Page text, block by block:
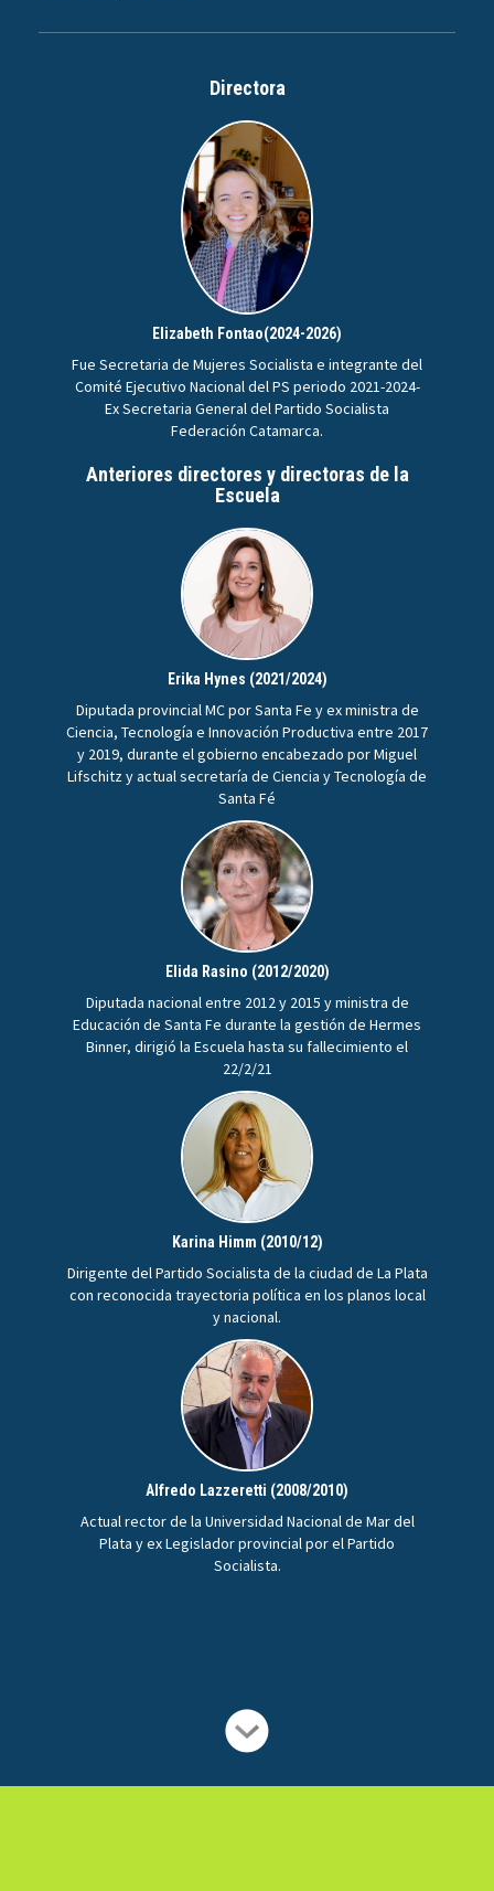
Directora
Elizabeth Fontao(2024-2026)
Fue Secretaria de Mujeres Socialista e integrante del
Comité Ejecutivo Nacional del PS periodo 2021-2024-
Ex Secretaria General del Partido Socialista
Federación Catamarca.
Anteriores directores y directoras de la
Escuela
Erika Hynes (2021/2024)
Diputada provincial MC por Santa Fe y ex ministra de
Ciencia, Tecnología e Innovación Productiva entre 2017
y 2019, durante el gobierno encabezado por Miguel
Lifschitz y actual secretaría de Ciencia y Tecnología de
Santa Fé
Elida Rasino (2012/2020)
Diputada nacional entre 2012 y 2015 y ministra de
Educación de Santa Fe durante la gestión de Hermes
Binner, dirigió la Escuela hasta su fallecimiento el
22/2/21
Karina Himm (2010/12)
Dirigente del Partido Socialista de la ciudad de La Plata
con reconocida trayectoria política en los planos local
y nacional.
Alfredo Lazzeretti (2008/2010)
Actual rector de la Universidad Nacional de Mar del
Plata y ex Legislador provincial por el Partido
Socialista.